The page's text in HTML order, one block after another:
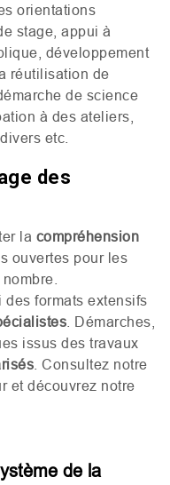
orientations
stage, appui à
développement
réutilisation de
de science
à des ateliers,
etc.
des
la compréhension
ouvertes pour les
des formats extensifs
. Démarches,
issus des travaux
. Consultez notre
et découvrez notre
de la